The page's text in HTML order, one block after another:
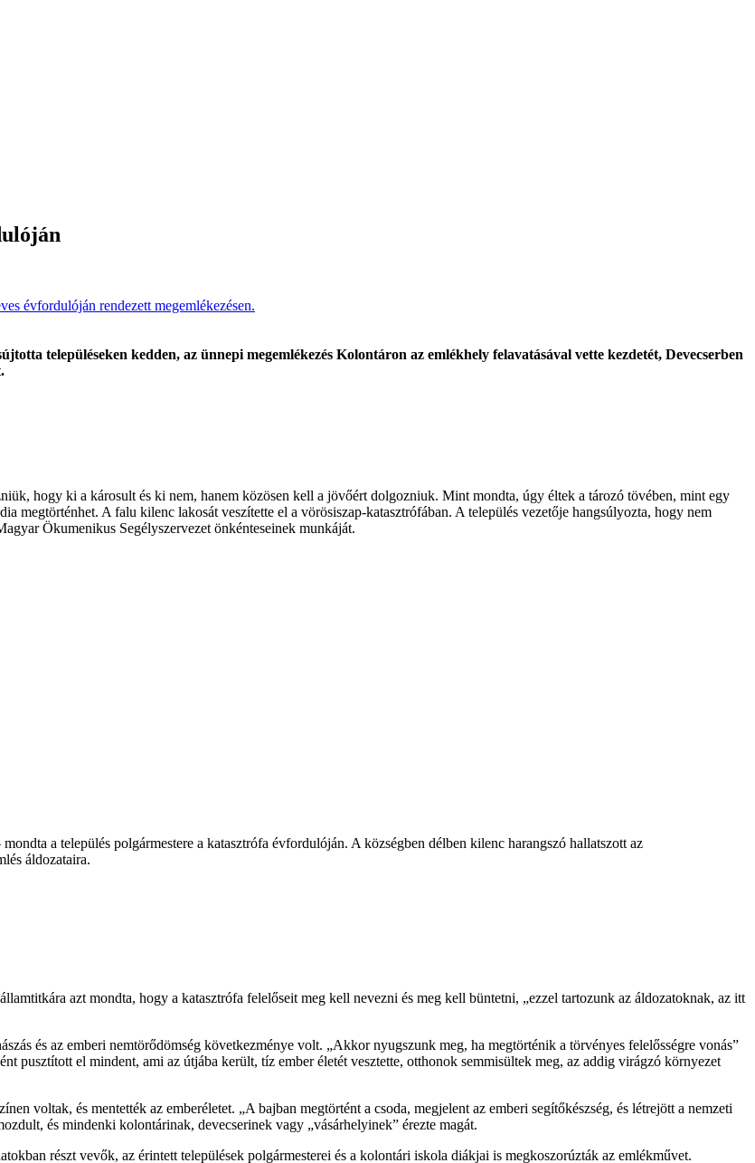
településeken kedden, az ünnepi megemlékezés Kolontáron az emlékhely felavatásával vette kezdetét, Devecserben
hogy ki a károsult és ki nem, hanem közösen kell a jövőért dolgozniuk. Mint mondta, úgy éltek a tározó tövében, mint egy
megtörténhet. A falu kilenc lakosát veszítette el a vörösiszap-katasztrófában. A település vezetője hangsúlyozta, hogy nem
Ökumenikus Segélyszervezet önkénteseinek munkáját.
a település polgármestere a katasztrófa évfordulóján. A községben délben kilenc harangszó hallatszott az
áldozataira.
azt mondta, hogy a katasztrófa felelőseit meg kell nevezni és meg kell büntetni, „ezzel tartozunk az áldozatoknak, az itt
és az emberi nemtörődömség következménye volt. „Akkor nyugszunk meg, ha megtörténik a törvényes felelősségre vonás”
pusztított el mindent, ami az útjába került, tíz ember életét vesztette, otthonok semmisültek meg, az addig virágzó környezet
voltak, és mentették az emberéletet. „A bajban megtörtént a csoda, megjelent az emberi segítőkészség, és létrejött a nemzeti
és mindenki kolontárinak, devecserinek vagy „vásárhelyinek” érezte magát.
részt vevők, az érintett települések polgármesterei és a kolontári iskola diákjai is megkoszorúzták az emlékművet.